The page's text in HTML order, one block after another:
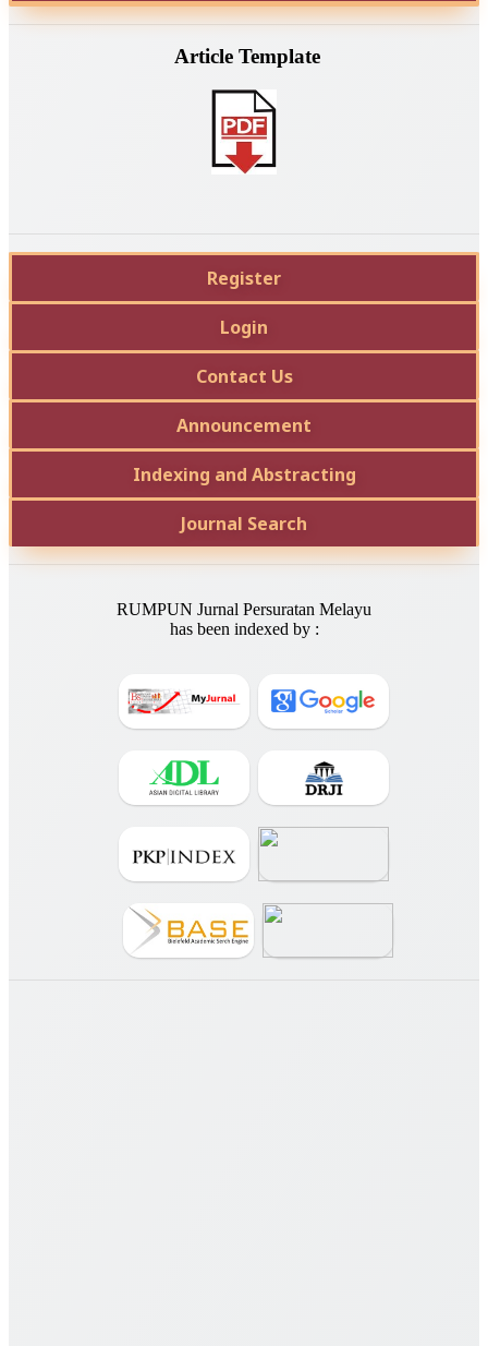
Article Template
Register
Login
Contact Us
Announcement
Indexing and Abstracting
Journal Search
RUMPUN Jurnal Persuratan Melayu
has been indexed by :